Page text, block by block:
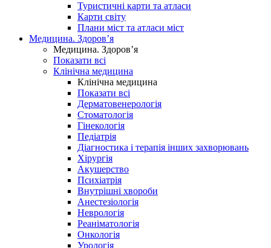
Туристичні карти та атласи
Карти світу
Плани міст та атласи міст
Медицина. Здоров’я
Медицина. Здоров’я
Показати всі
Клінічна медицина
Клінічна медицина
Показати всі
Дерматовенерологія
Стоматологія
Гінекологія
Педіатрія
Діагностика і терапія інших захворювань
Хірургія
Акушерство
Психіатрія
Внутрішні хвороби
Анестезіологія
Неврологія
Реаніматологія
Онкологія
Урологія